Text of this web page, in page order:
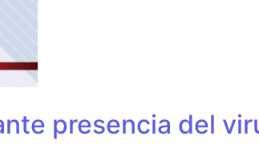
presencia del